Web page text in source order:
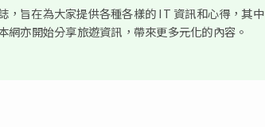
，旨在為大家提供各種各樣的 IT 資訊和心得，其中
亦開始分享旅遊資訊，帶來更多元化的內容。